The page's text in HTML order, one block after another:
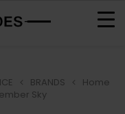
Home
BRANDS
Sky